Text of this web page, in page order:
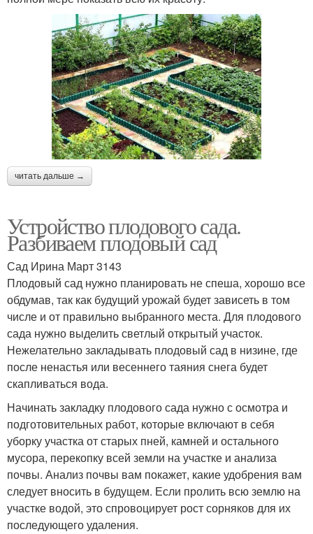
читать дальше →
Устройство плодового сада.
Разбиваем плодовый сад
Сад Ирина Март 3143
Плодовый сад нужно планировать не спеша, хорошо все
обдумав, так как будущий урожай будет зависеть в том
числе и от правильно выбранного места. Для плодового
сада нужно выделить светлый открытый участок.
Нежелательно закладывать плодовый сад в низине, где
после ненастья или весеннего таяния снега будет
скапливаться вода.
Начинать закладку плодового сада нужно с осмотра и
подготовительных работ, которые включают в себя
уборку участка от старых пней, камней и остального
мусора, перекопку всей земли на участке и анализа
почвы. Анализ почвы вам покажет, какие удобрения вам
следует вносить в будущем. Если пролить всю землю на
участке водой, это спровоцирует рост сорняков для их
последующего удаления.